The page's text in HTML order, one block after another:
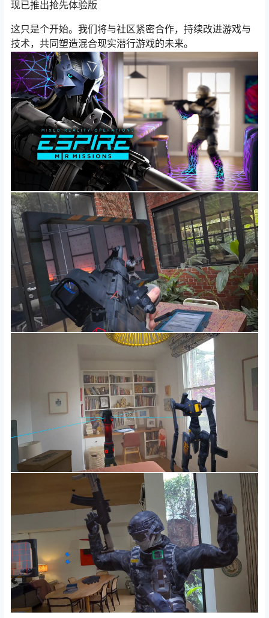
现已推出抢先体验版
这只是个开始。我们将与社区紧密合作，持续改进游戏与
技术，共同塑造混合现实潜行游戏的未来。